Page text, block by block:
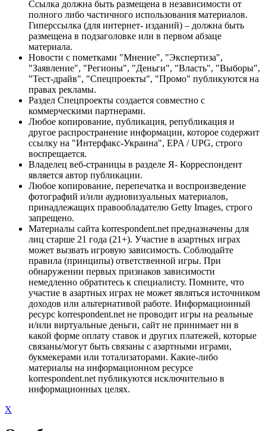
Ссылка должна быть размещена в независимости от
полного либо частичного использования материалов.
Гиперссылка (для интернет- изданий) – должна быть
размещена в подзаголовке или в первом абзаце
материала.
Новости с пометками "Мнение", "Экспертиза",
"Заявление", "Регионы", "Деньги", "Власть", "Выборы",
"Тест-драйв", "Спецпроекты", "Промо" публикуются на
правах рекламы.
Раздел Спецпроекты создается совместно с
коммерческими партнерами.
Любое копирование, публикация, републикация и
другое распространение информации, которое содержит
ссылку на "Интерфакс-Украина", EPA / UPG, строго
воспрещается.
Владелец веб-страницы в разделе Я- Корреспондент
является автор публикации.
Любое копирование, перепечатка и воспроизведение
фотографий и/или аудиовизуальных материалов,
принадлежащих правообладателю Getty Images, строго
запрещено.
Материалы сайта korrespondent.net предназначены для
лиц старше 21 года (21+). Участие в азартных играх
может вызвать игровую зависимость. Соблюдайте
правила (принципы) ответственной игры. При
обнаружении первых признаков зависимости
немедленно обратитесь к специалисту. Помните, что
участие в азартных играх не может являться источником
доходов или альтернативой работе. Информационный
ресурс korrespondent.net не проводит игры на реальные
и/или виртуальные деньги, сайт не принимает ни в
какой форме оплату ставок и других платежей, которые
связаны/могут быть связаны с азартными играми,
букмекерами или тотализаторами. Какие-либо
материалы на информационном ресурсе
korrespondent.net публикуются исключительно в
информационных целях.
X